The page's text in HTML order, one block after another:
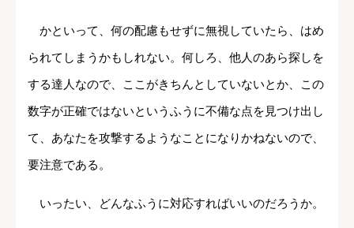
かといって、何の配慮もせずに無視していたら、はめ
られてしまうかもしれない。何しろ、他人のあら探しを
する達人なので、ここがきちんとしていないとか、この
数字が正確ではないというふうに不備な点を見つけ出し
て、あなたを攻撃するようなことになりかねないので、
要注意である。
いったい、どんなふうに対応すればいいのだろうか。